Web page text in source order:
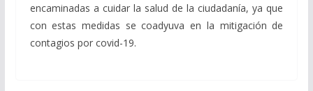
encaminadas a cuidar la salud de la ciudadanía, ya que
con estas medidas se coadyuva en la mitigación de
contagios por covid-19.